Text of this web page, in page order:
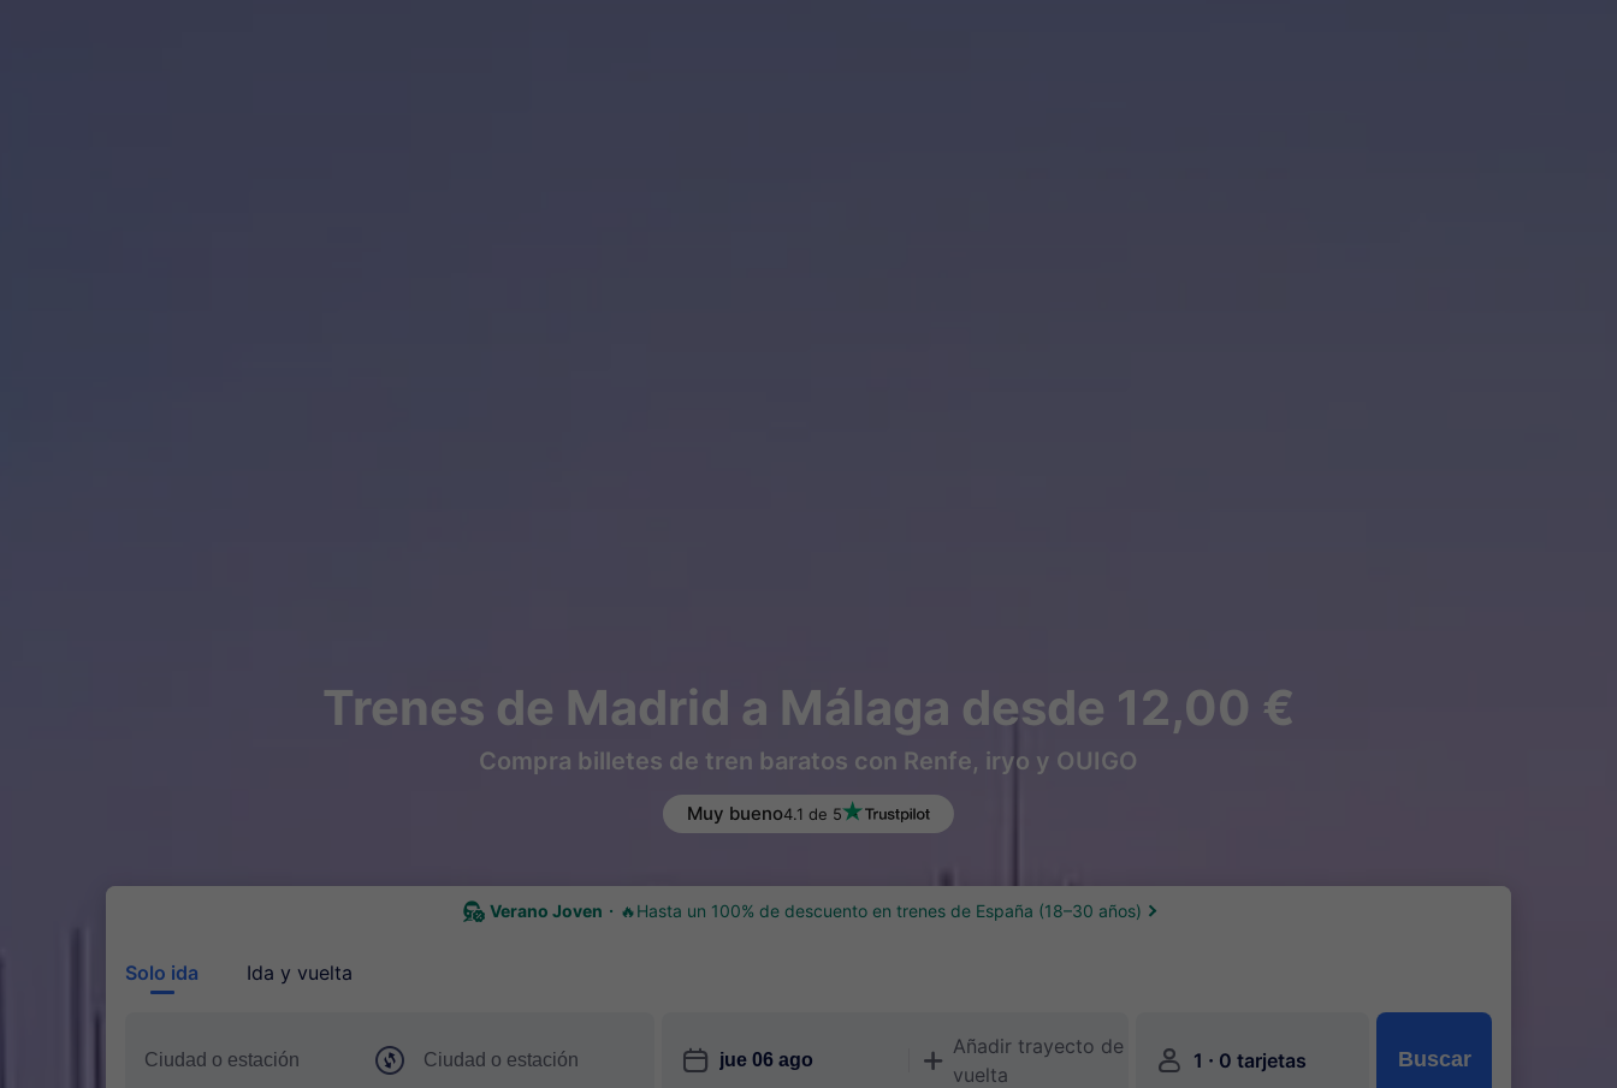
Trenes de Madrid a Málaga desde 12,00 €
Compra billetes de tren baratos con Renfe, iryo y OUIGO
Muy bueno4.1 de 5
Verano Joven 🔥Hasta un 100% de descuento en trenes de España (18–30 años)
Solo ida Ida y vuelta
󱎗 󱅇
Añadir trayecto de
vuelta
󱍂 1 · 0 tarjetas Buscar